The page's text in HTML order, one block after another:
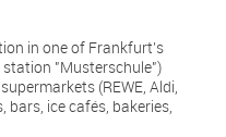
in one of Frankfurt’s
"Musterschule")
(REWE, Aldi,
ice cafés, bakeries,